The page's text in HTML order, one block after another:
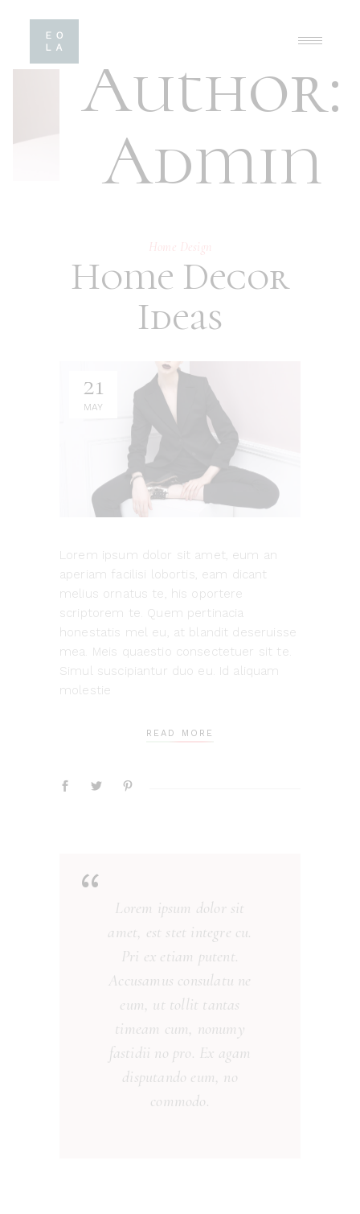
Author:
Admin
Home Design
Home Decor
Ideas
21
MAY
Lorem ipsum dolor sit amet, eum an
aperiam facilisi lobortis, eam dicant
melius ornatus te, his oportere
scriptorem te. Quem pertinacia
honestatis mel eu, at blandit deseruisse
mea. Meis quaestio consectetuer sit te.
Simul suscipiantur duo eu. Id aliquam
molestie
READ MORE
“
Lorem ipsum dolor sit
amet, est stet integre cu.
Pri ex etiam putent.
Accusamus consulatu ne
eum, ut tollit tantas
timeam cum, nonumy
fastidii no pro. Ex agam
disputando eum, no
commodo.